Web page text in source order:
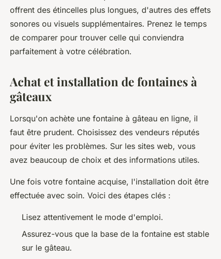
offrent des étincelles plus longues, d'autres des effets
sonores ou visuels supplémentaires. Prenez le temps
de comparer pour trouver celle qui conviendra
parfaitement à votre célébration.
Achat et installation de fontaines à
gâteaux
Lorsqu'on achète une fontaine à gâteau en ligne, il
faut être prudent. Choisissez des vendeurs réputés
pour éviter les problèmes. Sur les sites web, vous
avez beaucoup de choix et des informations utiles.
Une fois votre fontaine acquise, l'installation doit être
effectuée avec soin. Voici des étapes clés :
Lisez attentivement le mode d'emploi.
Assurez-vous que la base de la fontaine est stable
sur le gâteau.